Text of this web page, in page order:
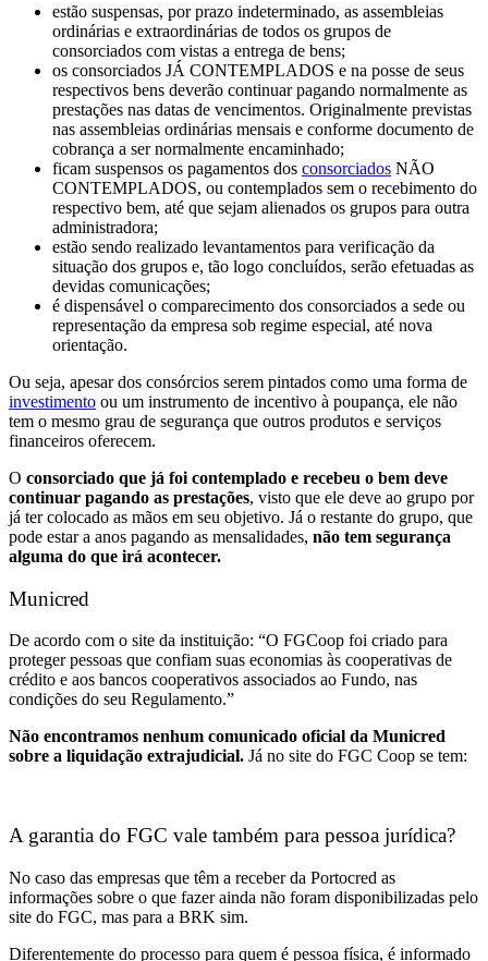
estão suspensas, por prazo indeterminado, as assembleias
ordinárias e extraordinárias de todos os grupos de
consorciados com vistas a entrega de bens;
os consorciados JÁ CONTEMPLADOS e na posse de seus
respectivos bens deverão continuar pagando normalmente as
prestações nas datas de vencimentos. Originalmente previstas
nas assembleias ordinárias mensais e conforme documento de
cobrança a ser normalmente encaminhado;
ficam suspensos os pagamentos dos consorciados NÃO
CONTEMPLADOS, ou contemplados sem o recebimento do
respectivo bem, até que sejam alienados os grupos para outra
administradora;
estão sendo realizado levantamentos para verificação da
situação dos grupos e, tão logo concluídos, serão efetuadas as
devidas comunicações;
é dispensável o comparecimento dos consorciados a sede ou
representação da empresa sob regime especial, até nova
orientação.
Ou seja, apesar dos consórcios serem pintados como uma forma de
investimento ou um instrumento de incentivo à poupança, ele não
tem o mesmo grau de segurança que outros produtos e serviços
financeiros oferecem.
O consorciado que já foi contemplado e recebeu o bem deve
continuar pagando as prestações, visto que ele deve ao grupo por
já ter colocado as mãos em seu objetivo. Já o restante do grupo, que
pode estar a anos pagando as mensalidades, não tem segurança
alguma do que irá acontecer.
Municred
De acordo com o site da instituição: “O FGCoop foi criado para
proteger pessoas que confiam suas economias às cooperativas de
crédito e aos bancos cooperativos associados ao Fundo, nas
condições do seu Regulamento.”
Não encontramos nenhum comunicado oficial da Municred
sobre a liquidação extrajudicial. Já no site do FGC Coop se tem:
A garantia do FGC vale também para pessoa jurídica?
No caso das empresas que têm a receberda Portocred as
informações sobre o que fazer ainda não foram disponibilizadas pelo
site do FGC, mas para a BRK sim.
Diferentemente do processo para quem é pessoa física, é informado